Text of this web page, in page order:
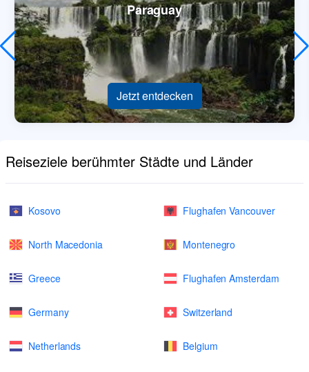
Paraguay
Jetzt entdecken
Reiseziele berühmter Städte und Länder
Kosovo Flughafen Vancouver
North Macedonia Montenegro
Greece Flughafen Amsterdam
Germany Switzerland
Netherlands Belgium